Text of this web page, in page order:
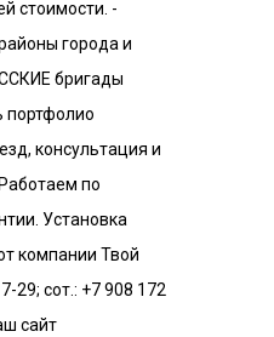
стоимости. -
города и
бригады
портфолио
консультация и
по
Установка
компании Твой
29; сот.: +7 908 172
сайт